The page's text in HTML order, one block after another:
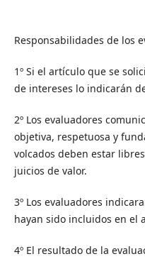
Responsabilidades de los
1º Si el artículo que se
de intereses lo indicarán
2º Los evaluadores
objetiva, respetuosa y
volcados deben estar
juicios de valor.
3º Los evaluadores
hayan sido incluidos en el
4º El resultado de la